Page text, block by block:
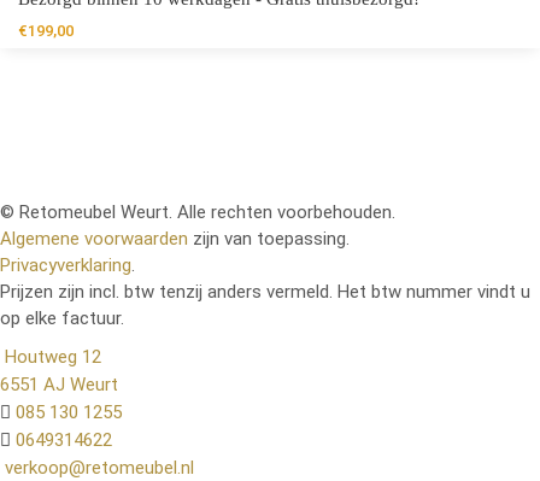
€199,00
© Retomeubel Weurt. Alle rechten voorbehouden.
Algemene voorwaarden zijn van toepassing.
Privacyverklaring.
Prijzen zijn incl. btw tenzij anders vermeld. Het btw nummer vindt u
op elke factuur.
Houtweg 12
6551 AJ Weurt
085 130 1255
0649314622
verkoop@retomeubel.nl